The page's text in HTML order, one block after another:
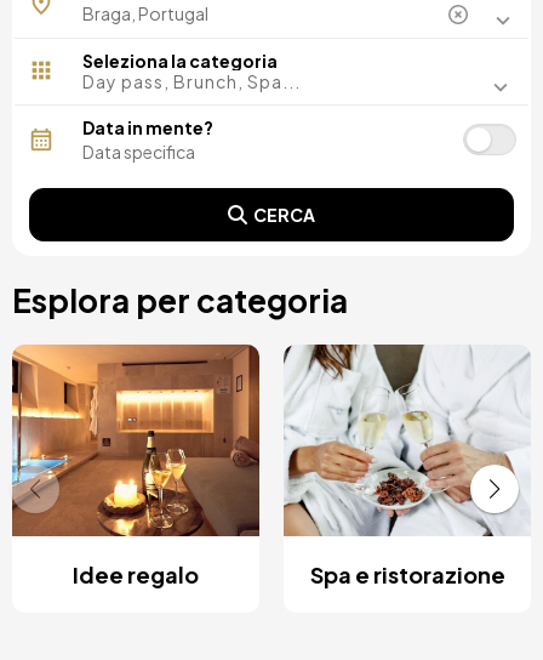
Seleziona la categoria
Day pass, Brunch, Spa...
Data in mente?
CERCA
Esplora per categoria
Idee regalo Spa e ristorazione